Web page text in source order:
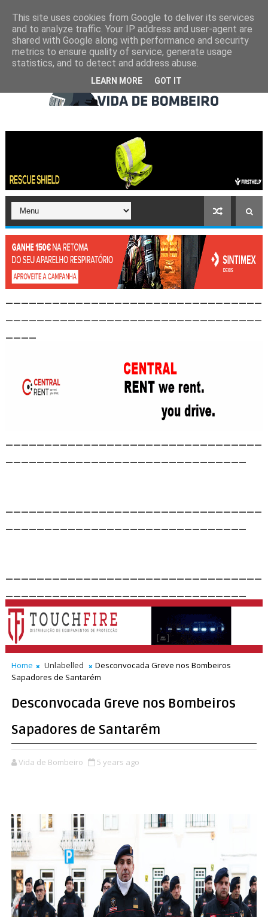
Home Unlabelled
Desconvocada Greve nos Bombeiros
Sapadores de Santarém
Desconvocada Greve nos Bombeiros
Sapadores de Santarém
Vida de Bombeiro 5 years ago
This site uses cookies from Google to deliver its services
and to analyze traffic. Your IP address and user-agent are
shared with Google along with performance and security
metrics to ensure quality of service, generate usage
statistics, and to detect and address abuse.
LEARN MORE GOT IT